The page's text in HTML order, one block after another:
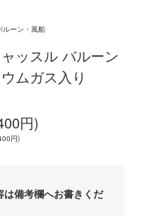
ルーン・風船
ッスル バルーン
ムガス入り
円)
円)
備考欄へお書きくだ